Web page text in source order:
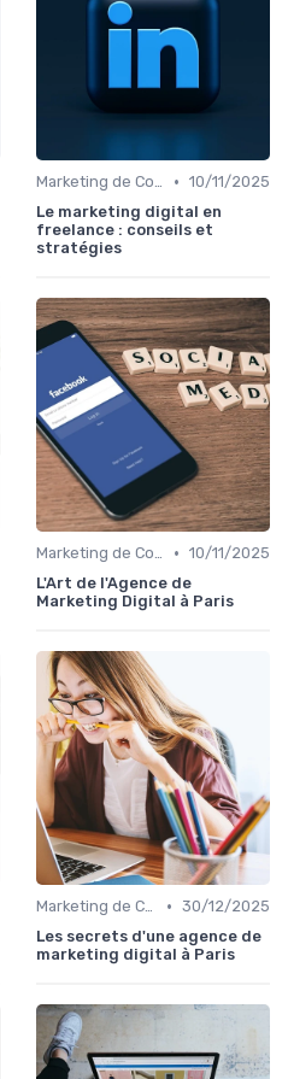
Marketing de Contenu • 10/11/2025
Le marketing digital en
freelance : conseils et
stratégies
Marketing de Contenu • 10/11/2025
L'Art de l'Agence de
Marketing Digital à Paris
Marketing de Contenu • 30/12/2025
Les secrets d'une agence de
marketing digital à Paris